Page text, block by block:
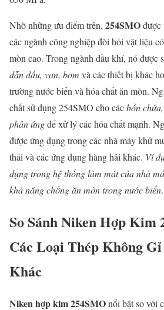
Nhờ những ưu điểm trên, 254SMOđược
các ngành công nghiệp đòi hỏi vật liệu
mòn cao. Trong ngành dầu khí, nó được
dẫn dầu, van, bơm và các thiết bị khác
trường nước biển và hóa chất ăn mòn.
chất sử dụng 254SMO cho cácbồn
phản ứngđể xử lý các hóa chất mạnh.
được ứng dụng trong các nhà máy khử
thải và các ứng dụng hàng hải khác. Ví
dụng trong hệ thống làm mát của nhà
khả năng chống ăn mòn trong nước biển.
So SánhNiken Hợp Kim
Các Loại Thép Không
Khác
Niken hợp kim 254SMOnổi bật so với